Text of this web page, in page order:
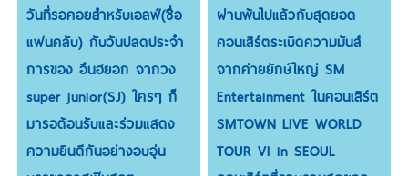
วันที่รอคอยสำหรับเอลฟ์(ชื่อ
แฟนคลับ) กับวันปลดประจำ
การของ อึนฮยอก จากวง
super junior(SJ) ใครๆ ก็
มารอต้อนรับและร่วมแสดง
ความยินดีกันอย่างอบอุ่น
ผ่านพ้นไปแล้วกับสุดยอด
คอนเสิร์ตระเบิดความมันส์
จากค่ายยักษ์ใหญ่ SM
Entertainment ในคอนเสิร์ต
SMTOWN LIVE WORLD
TOUR VI in SEOUL